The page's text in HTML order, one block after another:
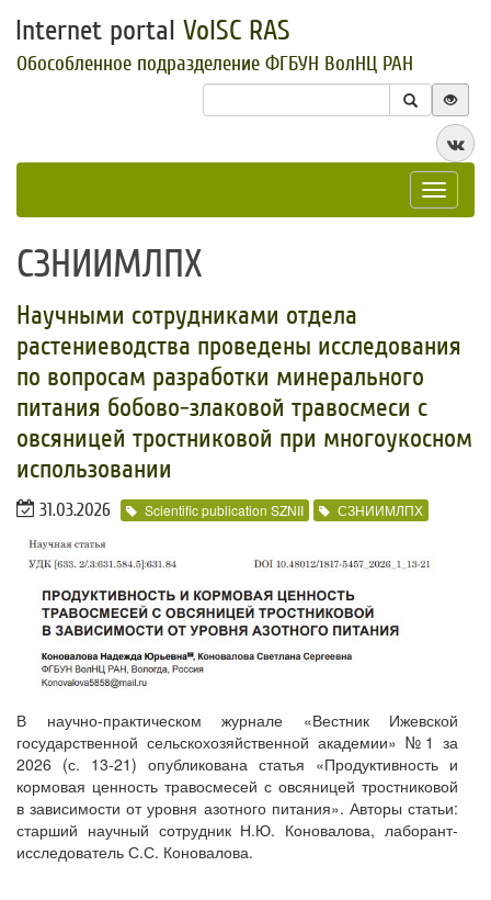
Internet portal VolSC RAS
Обособленное подразделение ФГБУН ВолНЦ РАН
Toggle
СЗНИИМЛПХ
​Научными сотрудниками отдела
растениеводства проведены исследования
по вопросам разработки минерального
питания бобово-злаковой травосмеси с
овсяницей тростниковой при многоукосном
использовании
31.03.2026 Scientific publication SZNII СЗНИИМЛПХ
В научно-практическом журнале «Вестник Ижевской
государственной сельскохозяйственной академии» №1 за
2026 (с. 13-21) опубликована статья «Продуктивность и
кормовая ценность травосмесей с овсяницей тростниковой
в зависимости от уровня азотного питания». Авторы статьи:
старший научный сотрудник Н.Ю. Коновалова, лаборант-
исследователь С.С. Коновалова.